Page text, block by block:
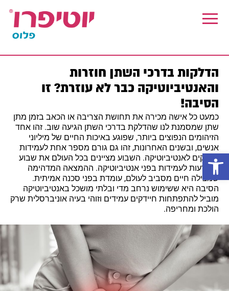
פתח סרגל נגישות
main
footer
הדלקות בדרכי השתן חוזרות
והאנטיביוטיקה כבר לא עוזרת? זו
הסיבה!
כמעט כל אישה מכירה את תחושת הצריבה או הכאב בזמן מתן
שתן שמסמנת לנו שהדלקת בדרכי השתן הגיעה שוב. זהו אחד
הזיהומים הנפוצים ביותר, שפוגע באיכות החיים של מיליוני
אנשים, ובשנים האחרונות, זהו גם גורם מספר אחת לעמידות
חיידקים לאנטיביוטיקה. השבוע מציינים בכל העולם את שבוע
המודעות לעמידות בפני אנטיביוטיקה. ההמצאה המדהימה
שמצילה חיים מסביב לעולם, עומדת בפני סכנה אמיתית.
הסיבה היא ששימוש נרחב מדי ובלתי מושכל באנטיביוטיקה
מוביל להתפתחות חיידקים עמידים וזוהי בעיה אוניברסלית שרק
הולכת ומחריפה.